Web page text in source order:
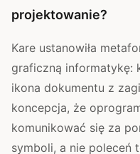
projektowanie?
Kare ustanowiła
graficzną informatykę:
ikona dokumentu z
koncepcja, że
komunikować się za
symboli, a nie poleceń